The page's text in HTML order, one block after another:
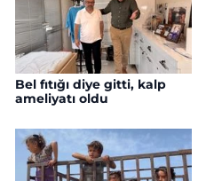
Bel fıtığı diye gitti, kalp
ameliyatı oldu